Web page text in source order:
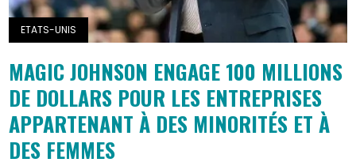
ETATS-UNIS
MAGIC JOHNSON ENGAGE 100 MILLIONS
DE DOLLARS POUR LES ENTREPRISES
APPARTENANT À DES MINORITÉS ET À
DES FEMMES